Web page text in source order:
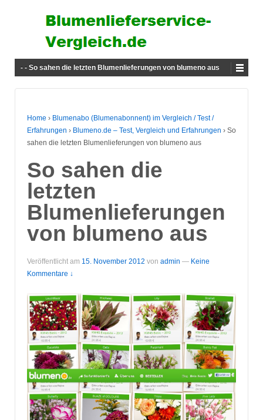
- - So sahen die letzten Blumenlieferungen von blumeno aus
Home › Blumenabo (Blumenabonnent) im Vergleich / Test /
Erfahrungen › Blumeno.de – Test, Vergleich und Erfahrungen › So
sahen die letzten Blumenlieferungen von blumeno aus
So sahen die
letzten
Blumenlieferungen
von blumeno aus
Veröffentlicht am 15. November 2012 von admin — Keine
Kommentare ↓